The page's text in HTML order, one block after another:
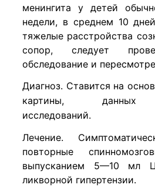
менингита у детей
недели, в среднем 10
тяжелые расстройства
сопор, следует
обследование и
Диагноз. Ставится на
картины, данных
исследований.
Лечение.
повторные
выпусканием 5—10 мл
ликворной гипертензии.